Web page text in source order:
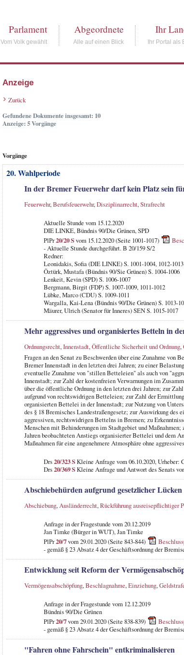
Parlament
Vom Volk gewählt
Abgeordnete
Alle auf einen Blick
Ihr
Ihr Portal als
Anzeige
Zurück
Gefundene Dokumente insgesamt: 10
Anzeige: 5 Vorgänge
Vorgänge
20. Wahlperiode
In der Bremer Feuerwehr darf kein Platz sein
Feuerwehr,Berufsfeuerwehr,Disziplinarrecht,Strafrecht
Aktuelle Stunde vom 15.12.2020
DIE LINKE, Bündnis 90/Die Grünen, SPD
PlPr20/20 Svom 15.12.2020 (Seite 1001-1017)
- Aktuelle Stunde durchgeführt. B 20/159 S/2
Redner:
Leonidakis, Sofia (DIE LINKE) S. 1001-1004, 1012-1013
Öztürk, Mustafa (Bündnis 90/Sie Grünen) S. 1004-1006
Lenkeit, Kevin (SPD) S. 1006-1007
Bergmann, Birgit (FDP) S. 1007-1009, 1011-1012
Lübke, Marco (CDU) S. 1009-1011
Wargalla, Kai-Lena (Bündnis 90/Die Grünen) S. 1013-
Mäurer, Ulrich (Senator für Inneres) SEN S. 1015-1017
Mehr aggressives und organisiertes Betteln in
Ordnungsrecht,Innenstadt,Öffentliche Sicherheit und Ordnung,
Fragen an den Senat zu Beschwerden über eine Zunahme von
Bremer Innenstadt in den letzten drei Jahren; zu einer
eventuelle Zunahme von "stillen Betteleien" als auch von
Innenstadt; zur Zahl der kostenfreien Verwarnungen im
über die öffentliche Ordnung in den letzten drei Jahren; zur
aufgrund von rechtswidrigen Betteleien; zur Zahl der
organisierten Bettelei in der Innenstadt; zur Nutzung von
des § 18 Bremisches Landestraßengesetz; zur Auswirkung des
aggressiven, rechtswidrigen Bettelns in Bremen; zu
Menschen mit Behinderungen im Stadtgebiet und
Jahren beobachteten Anstiegs organisierter Bettelei und dem
Maßnahmen für eine angenehmere Atmosphäre ohne
Drs20/323 SKleine Anfrage vom 06.10.2020, Urheber:
Drs20/369 SKleine Anfrage und Antwort des Senats
Abschiebehürden aufgrund gesetzlicher Lücken
Abschiebung,Ausländerrecht,Rückführung ausreisepflichtiger
Anfrage in der Fragestundevom 20.12.2019
Jan Timke (Bürger in WUT), Jan Timke
PlPr20/7vom 29.01.2020 (Seite 843-844)
- gemäß § 23 Absatz 4 der Geschäftsordnung der
Entwicklung seit Reform der
Vermögensabschöpfung,Beschlagnahme,Einziehung,
Anfrage in der Fragestundevom 12.12.2019
Bündnis 90/Die Grünen
PlPr20/7vom 29.01.2020 (Seite 838-839)
- gemäß § 23 Absatz 4 der Geschäftsordnung der
"Fahren ohne Fahrschein" entkriminalisieren